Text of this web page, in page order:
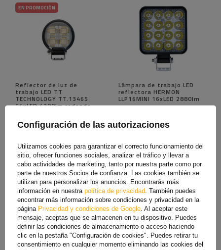
EN PROMOCIÓN
Reflector de luz de
trabajo LED TT
TECHNOLOGY TT.13465
64xLED 4200lm redondo
grandes cantidades
31,70 €
El precio más bajo del producto
en los 30 días anteriores al
descuento:38,29 €
Lámpara de trabajo LED
reflectora HERMON
LLP16MINI 16xLED 2880lm
grandes cantidades
Configuración de las autorizaciones
Utilizamos cookies para garantizar el correcto funcionamiento del
sitio, ofrecer funciones sociales, analizar el tráfico y llevar a
cabo actividades de marketing, tanto por nuestra parte como por
parte de nuestros Socios de confianza. Las cookies también se
utilizan para personalizar los anuncios. Encontrarás más
información en nuestra política de privacidad . También puedes
encontrar más información sobre condiciones y privacidad en la
página Privacidad y condiciones de Google . Al aceptar este
mensaje, aceptas que se almacenen en tu dispositivo. Puedes
definir las condiciones de almacenamiento o acceso haciendo
clic en la pestaña "Configuración de cookies". Puedes retirar tu
consentimiento en cualquier momento eliminando las cookies del